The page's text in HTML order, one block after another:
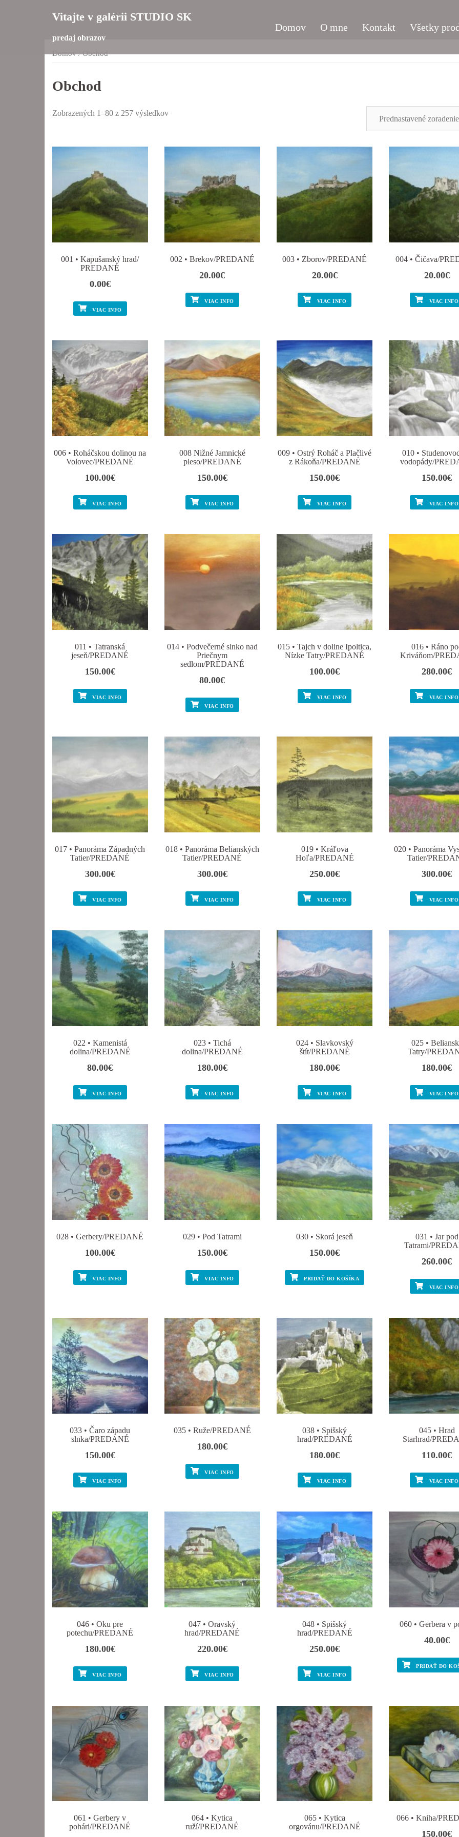
Vitajte v galérii STUDIO SK
predaj obrazov
Domov O mne Kontakt Všetky
Domov/ Obchod
Obchod
Zobrazených 1–80 z 257 výsledkov
001 • Kapušanský hrad/
PREDANÉ
0.00€
VIAC INFO
002 • Brekov/PREDANÉ
20.00€
VIAC INFO
003 • Zborov/PREDANÉ
20.00€
VIAC INFO
004 • Čičava/
20.00€
VIAC INFO
006 • Roháčskou dolinou na
Volovec/PREDANÉ
100.00€
VIAC INFO
008 Nižné Jamnické
pleso/PREDANÉ
150.00€
VIAC INFO
009 • Ostrý Roháč a Plačlivé
z Rákoňa/PREDANÉ
150.00€
VIAC INFO
010 •
vodopády/
150.00€
VIAC INFO
011 • Tatranská
jeseň/PREDANÉ
150.00€
VIAC INFO
014 • Podvečerné slnko nad
Priečnym
sedlom/PREDANÉ
80.00€
VIAC INFO
015 • Tajch v doline Ipoltica,
Nízke Tatry/PREDANÉ
100.00€
VIAC INFO
016 • Ráno
Kriváňom/
280.00€
VIAC INFO
017 • Panoráma Západných
Tatier/PREDANÉ
300.00€
VIAC INFO
018 • Panoráma Belianských
Tatier/PREDANÉ
300.00€
VIAC INFO
019 • Kráľova
Hoľa/PREDANÉ
250.00€
VIAC INFO
020 • Panoráma
Tatier/
300.00€
VIAC INFO
022 • Kamenistá
dolina/PREDANÉ
80.00€
VIAC INFO
023 • Tichá
dolina/PREDANÉ
180.00€
VIAC INFO
024 • Slavkovský
štít/PREDANÉ
180.00€
VIAC INFO
025 •
Tatry/
180.00€
VIAC INFO
028 • Gerbery/PREDANÉ
100.00€
VIAC INFO
029 • Pod Tatrami
150.00€
VIAC INFO
030 • Skorá jeseň
150.00€
PRIDAŤ DO KOŠÍKA
031 • Jar pod
Tatrami/
260.00€
VIAC INFO
033 • Čaro západu
slnka/PREDANÉ
150.00€
VIAC INFO
035 • Ruže/PREDANÉ
180.00€
VIAC INFO
038 • Spišský
hrad/PREDANÉ
180.00€
VIAC INFO
045 • Hrad
Starhrad/
110.00€
VIAC INFO
046 • Oku pre
potechu/PREDANÉ
180.00€
VIAC INFO
047 • Oravský
hrad/PREDANÉ
220.00€
VIAC INFO
048 • Spišský
hrad/PREDANÉ
250.00€
VIAC INFO
060 • Gerbera v
40.00€
PRIDAŤ DO
061 • Gerbery v
pohári/PREDANÉ
064 • Kytica
ruží/PREDANÉ
065 • Kytica
orgovánu/PREDANÉ
066 • Kniha/
150.00€